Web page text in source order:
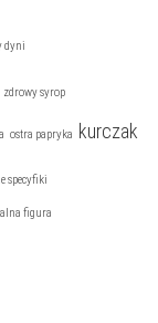
dyni
zdrowy syrop
ostra papryka kurczak
specyfiki
figura